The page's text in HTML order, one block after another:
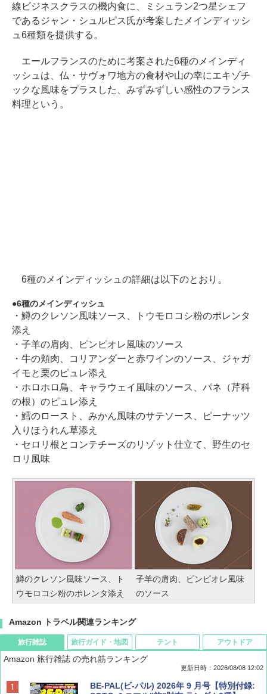
線ビジネスクラスの機内食に、ミシュラン2つ星シェフ
であるジャン・シュルピス氏が考案したメインディッシ
ュ6種類を提供する。
エールフランスのために考案された6種のメインディ
ッシュは、仏・サヴォワ地方の食材や山の幸にエキゾチ
ックな風味をプラスした、みずみずしい感性のフランス
料理という。
6種のメインディッシュの詳細は以下のとおり。
6種のメインディッシュ
・鱒のクレソン風味ソース、トウモロコシ粉のポレンタ
添え
・子羊の肩肉、ピンピオレ風味のソース
・牛の頬肉、コリアンダーと赤ワインのソース、ジャガ
イモと栗のピュレ添え
・ホロホロ鳥、キャラウェイ風味のソース、パネ（芹科
の根）のピュレ添え
・鱈のロースト、みかん風味のサテソース、ピーナッツ
入りほうれん草添え
・セロリ根とコンテチーズのリゾット仕立て、野生のセ
ロリ風味
鱒のクレソン風味ソース、ト
ウモロコシ粉のポレンタ添え
子羊の肩肉、ピンピオレ風味
のソース
Amazon トラベル関連ランキング
旅行雑誌
Amazon 旅行雑誌 の売れ筋ランキング
更新日時：2026/08/08 12:02
BE-PAL(ビ-パル) 2026年 9 月号【特別付録:
旅行ガイド・地図 テント アウトドア